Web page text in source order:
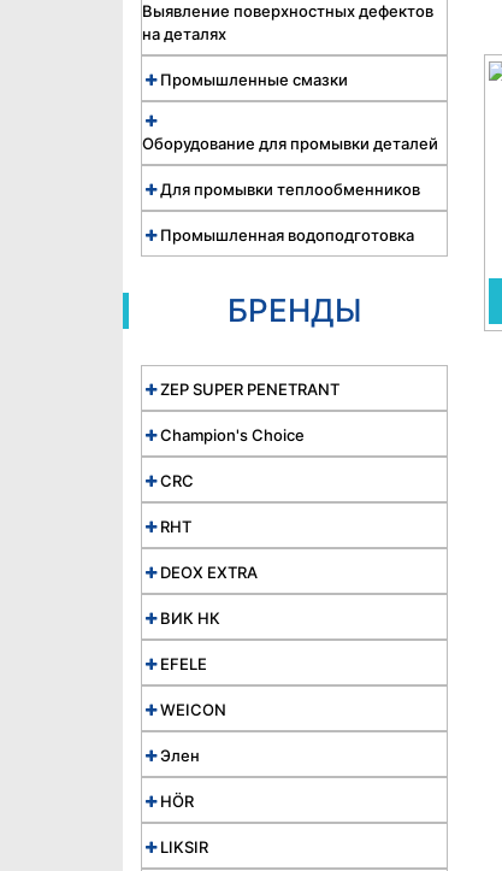
Выявление поверхностных дефектов
на деталях
Промышленные смазки
Оборудование для промывки деталей
Для промывки теплообменников
Промышленная водоподготовка
БРЕНДЫ
ZEP SUPER PENETRANT
Champion's Choice
CRC
RHT
DEOX EXTRA
ВИК НК
EFELE
WEICON
Элен
HÖR
LIKSIR